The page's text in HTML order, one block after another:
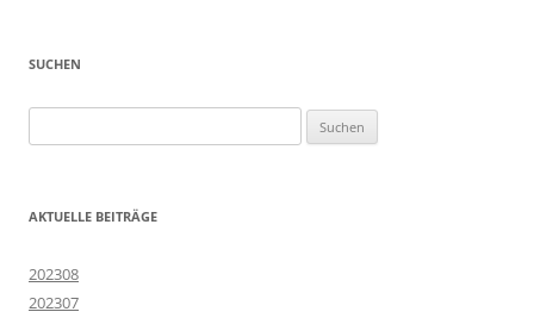
SUCHEN
nach:
AKTUELLE BEITRÄGE
202308
202307